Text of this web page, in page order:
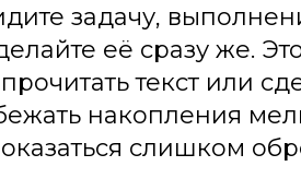
задачу,
её сразу же.
текст или
накопления
слишком